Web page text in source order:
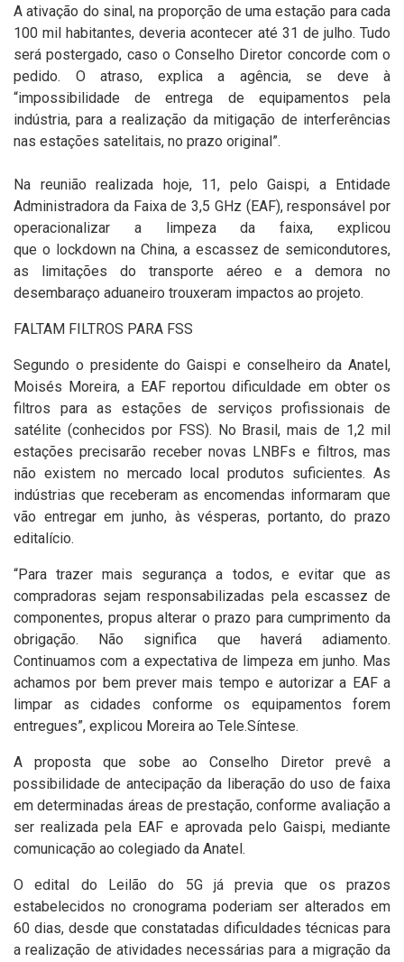
A ativação do sinal, na proporção de uma estação para cada
100 mil habitantes, deveria acontecer até 31 de julho. Tudo
será postergado, caso o Conselho Diretor concorde com o
pedido. O atraso, explica a agência, se deve à
“impossibilidade de entrega de equipamentos pela
indústria, para a realização da mitigação de interferências
nas estações satelitais, no prazo original”.
Na reunião realizada hoje, 11, pelo Gaispi, a Entidade
Administradora da Faixa de 3,5 GHz (EAF), responsável por
operacionalizar a limpeza da faixa, explicou
que o lockdown na China, a escassez de semicondutores,
as limitações do transporte aéreo e a demora no
desembaraço aduaneiro trouxeram impactos ao projeto.
FALTAM FILTROS PARA FSS
Segundo o presidente do Gaispi e conselheiro da Anatel,
Moisés Moreira, a EAF reportou dificuldade em obter os
filtros para as estações de serviços profissionais de
satélite (conhecidos por FSS). No Brasil, mais de 1,2 mil
estações precisarão receber novas LNBFs e filtros, mas
não existem no mercado local produtos suficientes. As
indústrias que receberam as encomendas informaram que
vão entregar em junho, às vésperas, portanto, do prazo
editalício.
“Para trazer mais segurança a todos, e evitar que as
compradoras sejam responsabilizadas pela escassez de
componentes, propus alterar o prazo para cumprimento da
obrigação. Não significa que haverá adiamento.
Continuamos com a expectativa de limpeza em junho. Mas
achamos por bem prever mais tempo e autorizar a EAF a
limpar as cidades conforme os equipamentos forem
entregues”, explicou Moreira ao Tele.Síntese.
A proposta que sobe ao Conselho Diretor prevê a
possibilidade de antecipação da liberação do uso de faixa
em determinadas áreas de prestação, conforme avaliação a
ser realizada pela EAF e aprovada pelo Gaispi, mediante
comunicação ao colegiado da Anatel.
O edital do Leilão do 5G já previa que os prazos
estabelecidos no cronograma poderiam ser alterados em
60 dias, desde que constatadas dificuldades técnicas para
a realização de atividades necessárias para a migração da